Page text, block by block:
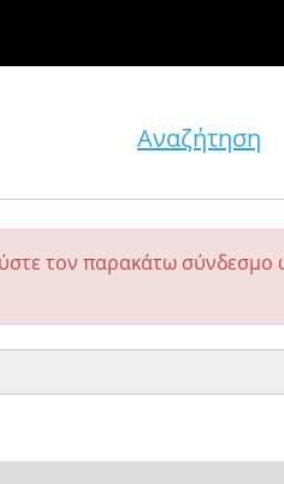
Αναζήτηση
τον παρακάτω σύνδεσμο